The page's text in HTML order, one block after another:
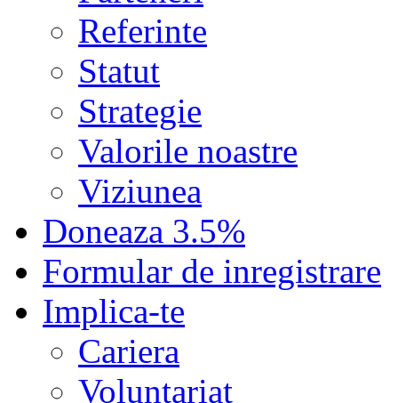
Referinte
Statut
Strategie
Valorile noastre
Viziunea
Doneaza 3.5%
Formular de inregistrare
Implica-te
Cariera
Voluntariat